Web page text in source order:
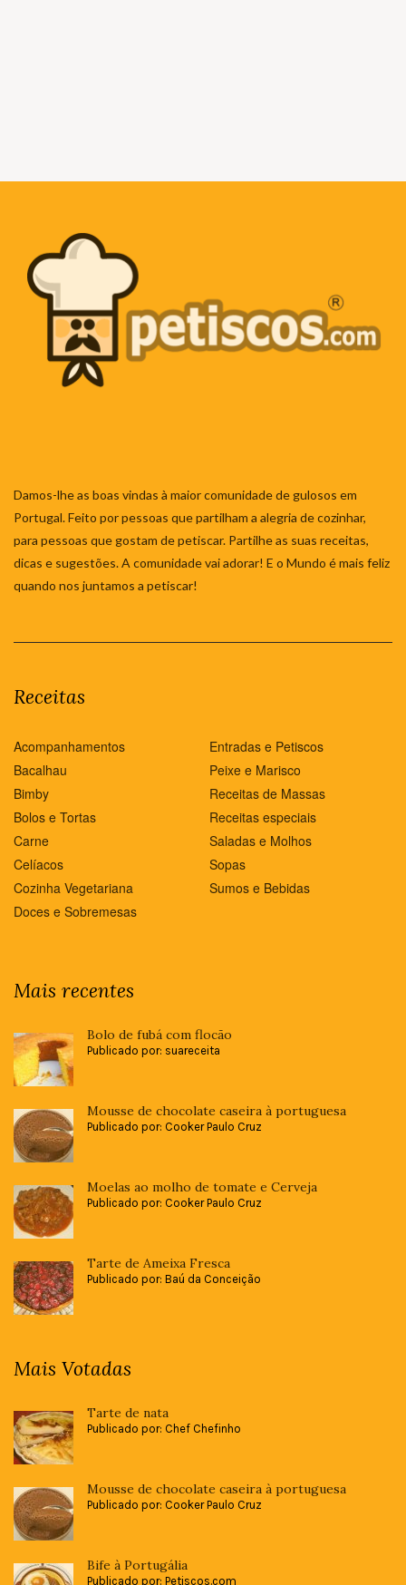
Damos-lhe as boas vindas à maior comunidade de gulosos em
Portugal. Feito por pessoas que partilham a alegria de cozinhar,
para pessoas que gostam de petiscar. Partilhe as suas receitas,
dicas e sugestões. A comunidade vai adorar! E o Mundo é mais feliz
quando nos juntamos a petiscar!
Receitas
Acompanhamentos
Bacalhau
Bimby
Bolos e Tortas
Carne
Celíacos
Cozinha Vegetariana
Doces e Sobremesas
Entradas e Petiscos
Peixe e Marisco
Receitas de Massas
Receitas especiais
Saladas e Molhos
Sopas
Sumos e Bebidas
Mais recentes
Bolo de fubá com flocão
Publicado por: suareceita
Mousse de chocolate caseira à portuguesa
Publicado por: Cooker Paulo Cruz
Moelas ao molho de tomate e Cerveja
Publicado por: Cooker Paulo Cruz
Tarte de Ameixa Fresca
Publicado por: Baú da Conceição
Mais Votadas
Tarte de nata
Publicado por: Chef Chefinho
Mousse de chocolate caseira à portuguesa
Publicado por: Cooker Paulo Cruz
Bife à Portugália
Publicado por: Petiscos.com